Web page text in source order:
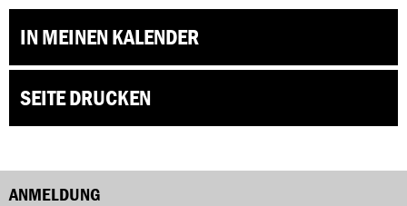
IN MEINEN KALENDER
SEITE DRUCKEN
ANMELDUNG